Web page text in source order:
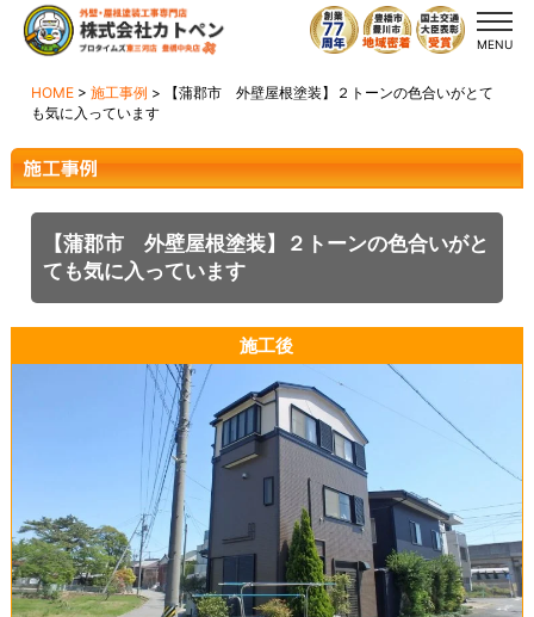
MENU
HOME >施工事例 >
【蒲郡市 外壁屋根塗装】２トーンの色合いがとて
も気に入っています
【蒲郡市 外壁屋根塗装】２トーンの色合いがと
ても気に入っています